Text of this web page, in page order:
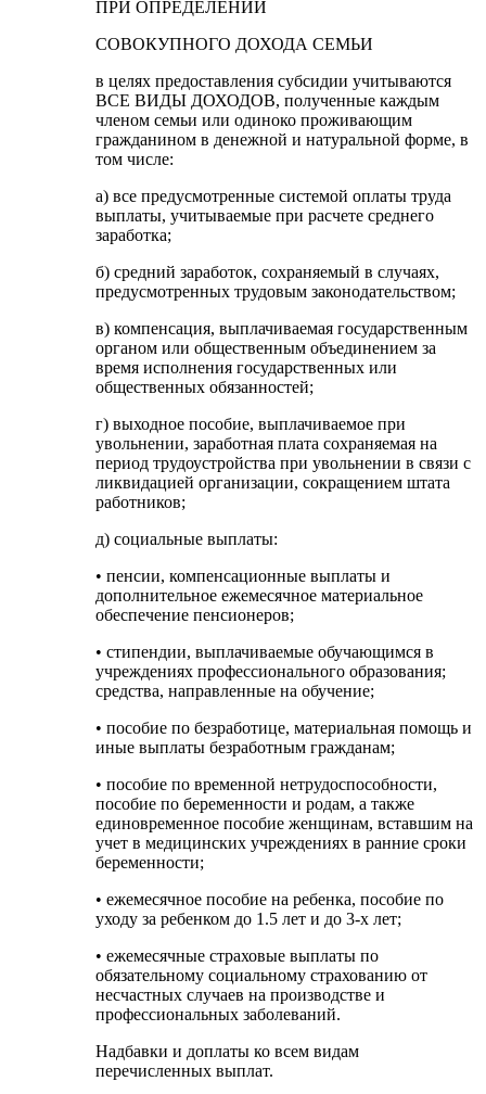
ПРИ ОПРЕДЕЛЕНИИ
СОВОКУПНОГО ДОХОДА СЕМЬИ
в целях предоставления субсидии учитываются
ВСЕ ВИДЫ ДОХОДОВ, полученные каждым
членом семьи или одиноко проживающим
гражданином в денежной и натуральной форме, в
том числе:
а) все предусмотренные системой оплаты труда
выплаты, учитываемые при расчете среднего
заработка;
б) средний заработок, сохраняемый в случаях,
предусмотренных трудовым законодательством;
в) компенсация, выплачиваемая государственным
органом или общественным объединением за
время исполнения государственных или
общественных обязанностей;
г) выходное пособие, выплачиваемое при
увольнении, заработная плата сохраняемая на
период трудоустройства при увольнении в связи с
ликвидацией организации, сокращением штата
работников;
д) социальные выплаты:
• пенсии, компенсационные выплаты и
дополнительное ежемесячное материальное
обеспечение пенсионеров;
• стипендии, выплачиваемые обучающимся в
учреждениях профессионального образования;
средства, направленные на обучение;
• пособие по безработице, материальная помощь и
иные выплаты безработным гражданам;
• пособие по временной нетрудоспособности,
пособие по беременности и родам, а также
единовременное пособие женщинам, вставшим на
учет в медицинских учреждениях в ранние сроки
беременности;
• ежемесячное пособие на ребенка, пособие по
уходу за ребенком до 1.5 лет и до 3-х лет;
• ежемесячные страховые выплаты по
обязательному социальному страхованию от
несчастных случаев на производстве и
профессиональных заболеваний.
Надбавки и доплаты ко всем видам
перечисленных выплат.